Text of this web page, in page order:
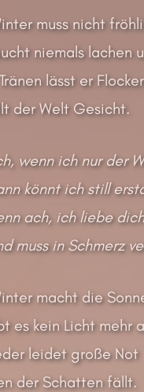
muss nicht
niemals lachen
lässt er
der Welt Gesicht.
wenn ich nur der
könnt ich still
ach, ich liebe
muss in Schmerz
macht die
es kein Licht mehr
leidet große Not
der Schatten fällt.